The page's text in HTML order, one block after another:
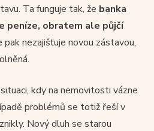
Ta funguje tak, že banka
peníze, obratem ale půjčí
nezajišťuje novou zástavou,
kdy na nemovitosti vázne
problémů se totiž řeší v
Nový dluh se starou